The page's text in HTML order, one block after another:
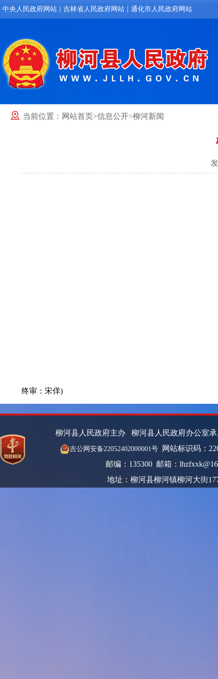
中央人民政府网站 | 吉林省人民政府网站 | 通化市人民政府网站
当前位置： 网站首页>信息公开>柳河新闻
终审：宋佯)
柳河县人民政府主办 柳河县人民政府办公室
吉公网安备22052402000001号 网站标识码：
邮编：135300 邮箱：
地址：柳河县柳河镇柳河大街